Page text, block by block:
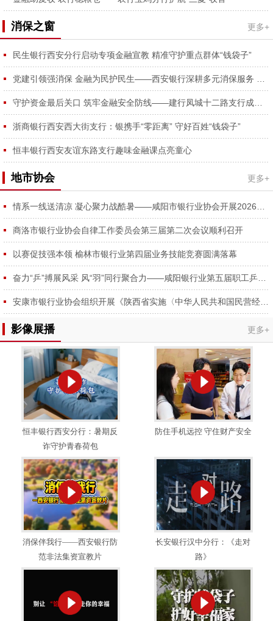
消保之窗 更多+
民生银行西安分行启动专项金融宣教 精准守护重点群体“钱袋子”
浙商银行西安西大街支行：银携手“零距离” 守好百姓“钱袋子”
恒丰银行西安友谊东路支行趣味金融课点亮童心
地市协会 更多+
商洛市银行业协会自律工作委员会第三届第二次会议顺利召开
以赛促技强本领 榆林市银行业第四届业务技能竞赛圆满落幕
影像展播 更多+
恒丰银行西安分行：暑期反
诈守护青春荷包
防住手机远控 守住财产安全
消保伴我行——西安银行防
范非法集资宣教片
长安银行汉中分行：《走对
路》